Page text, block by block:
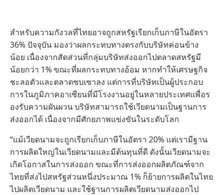
สำหรับความกังวลที่ไทยอาจถูกสหรัฐเรียกเก็บภาษีในอัตรา
36% ปัจจุบัน มองว่าผลกระทบทางตรงกับบริษัทค่อนข้าง
น้อย เนื่องจากสัดส่วนที่กลุ่มบริษัทส่งออกไปตลาดสหรัฐมี
น้อยกว่า 1% ขณะที่ผลกระทบทางอ้อม หากทำให้เศรษฐกิจ
ชะลอตัวและตลาดซบเซาลง แต่การที่บริษัทเป็นผู้ประกอบ
การในภูมิภาคอาเซียนที่มีโรงงานอยู่ในหลายประเทศแพื่อร
องรับความผันผวน บริษัทสามารถใช้เวียดนามเป็นฐานการ
ส่งออกได้ เนื่องจากมีศักยภาพแข่งขันในระดับโลก
“แม้เวียดนามจะถูกเรียกเก็บภาษีในอัตรา 20% แต่เรามีฐาน
การผลิตใหญ่ในเวียดนามและมีต้นทุนที่ดี ดังนั้นเวียดนามจะ
เกิดโอกาสในการส่งออก ขณะที่การส่งออกผลิตภัณฑ์จาก
ไทยที่ส่งไปสหรัฐส่วนหนึ่งประมาณ 1% ก็ย้ายการผลิตในไทย
ไปผลิตเวียดนาม และใช้ฐานการผลิตเวียดนามส่งออกไป